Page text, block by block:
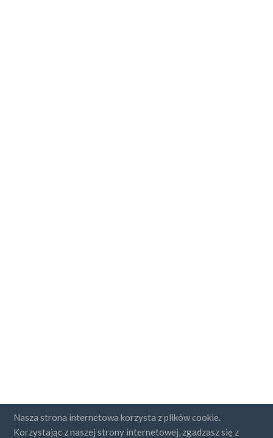
Nasza strona internetowa korzysta z plików cookie.
Korzystając z naszej strony internetowej, zgadzasz się z